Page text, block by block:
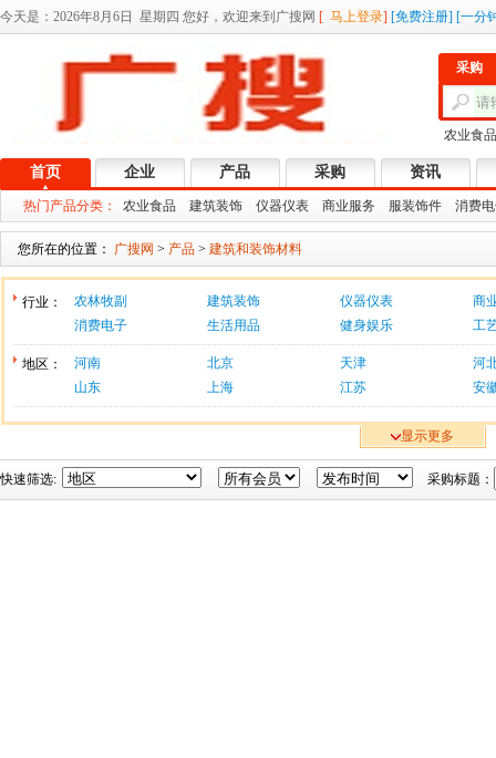
今天是： 2026年8月6日 星期四 您好，欢迎来到广搜网 [ 马上登录] [免费注册] [一分
采购
农业食品
首页 企业 产品 采购 资讯
热门产品分类： 农业食品 建筑装饰 仪器仪表 商业服务 服装饰件 消费
您所在的位置： 广搜网 > 产品 > 建筑和装饰材料
行业： 农林牧副 建筑装饰 仪器仪表
商
消费电子
生活用品 健身娱乐 工
地区： 河南 北京 天津
河
山东
上海 江苏 安
显示更多
快速筛选: 采购标题：